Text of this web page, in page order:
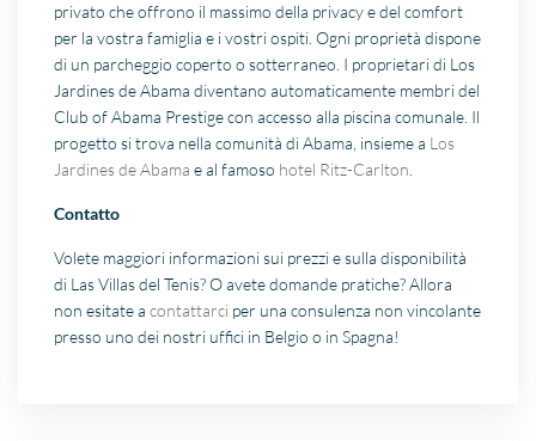
privato che offrono il massimo della privacy e del comfort
per la vostra famiglia e i vostri ospiti. Ogni proprietà dispone
di un parcheggio coperto o sotterraneo. I proprietari di Los
Jardines de Abama diventano automaticamente membri del
Club of Abama Prestige con accesso alla piscina comunale. Il
progetto si trova nella comunità di Abama, insieme a Los
Jardines de Abama e al famoso hotel Ritz-Carlton
Contatto
Volete maggiori informazioni sui prezzi e sulla disponibilità
di Las Villas del Tenis? O avete domande pratiche? Allora
non esitate acontattarci per una consulenza non vincolante
presso uno dei nostri uffici in Belgio o in Spagna!